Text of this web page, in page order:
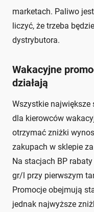
marketach. Paliwo
liczyć, że trzeba
dystrybutora.
Wakacyjne
działają
Wszystkie
dla kierowców
otrzymać zniżki
zakupach w sklepie
Na stacjach BP
gr/l przy pierwszym
Promocje obejmują
jednak najwyższe